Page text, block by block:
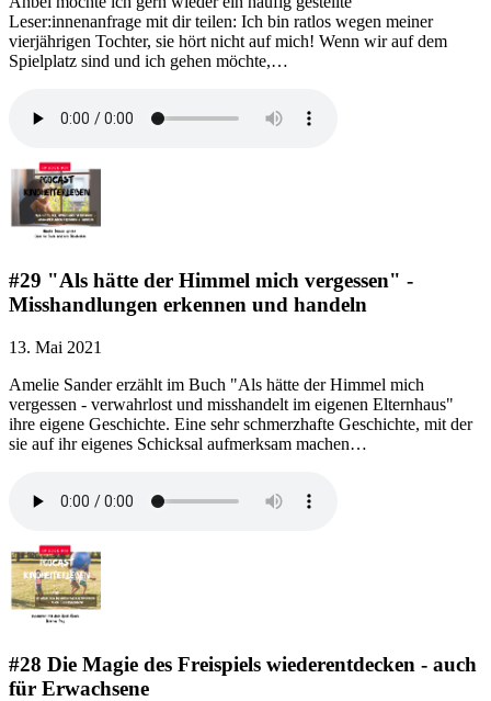
Leser:innenanfrage mit dir teilen: Ich bin ratlos wegen meiner
vierjährigen Tochter, sie hört nicht auf mich! Wenn wir auf dem
Spielplatz sind und ich gehen möchte,…
#29 "Als hätte der Himmel mich vergessen" -
Misshandlungen erkennen und handeln
13. Mai 2021
Amelie Sander erzählt im Buch "Als hätte der Himmel mich
vergessen - verwahrlost und misshandelt im eigenen Elternhaus"
ihre eigene Geschichte. Eine sehr schmerzhafte Geschichte, mit der
sie auf ihr eigenes Schicksal aufmerksam machen…
#28 Die Magie des Freispiels wiederentdecken - auch
für Erwachsene